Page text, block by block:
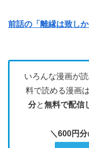
前話の「離縁は致し
いろんな漫画が
料で読める漫画は
分と無料で配信
＼600円